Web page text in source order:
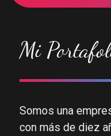
Mi
Somos una
con más de diez